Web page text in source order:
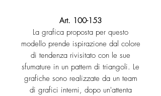
Art. 100-153
La grafica proposta per questo
modello prende ispirazione dal colore
di tendenza rivisitato con le sue
sfumature in un pattern di triangoli. Le
grafiche sono realizzate da un team
di grafici interni, dopo un'attenta